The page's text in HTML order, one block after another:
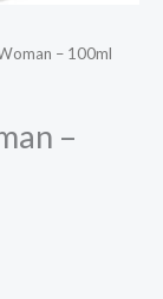
– 100ml
–